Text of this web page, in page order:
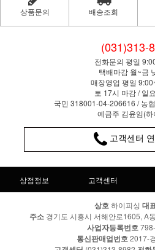
상품문의 배송조회
(031)313-
전화문의 평일
택배마감 월~금
매장영업 평일
토 17시 마감 / 일
국민 318001-04-206616 / 농
예금주 김윤임(하
고객센터
상점정보 고객센터
상호 하이피싱 대
주소경기도 시흥시 서해안로1605, A
사업자등록번호
통신판매업번호 2017-